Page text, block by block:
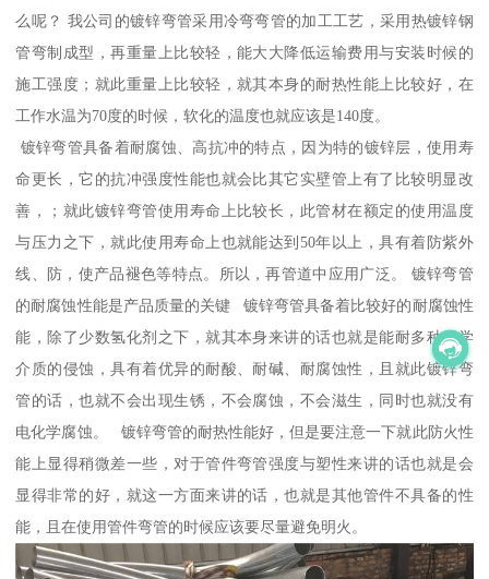
么呢？ 我公司的镀锌弯管采用冷弯弯管的加工工艺，采用热镀锌钢
管弯制成型，再重量上比较轻，能大大降低运输费用与安装时候的
施工强度；就此重量上比较轻，就其本身的耐热性能上比较好，在
工作水温为70度的时候，软化的温度也就应该是140度。
镀锌弯管具备着耐腐蚀、高抗冲的特点，因为特的镀锌层，使用寿
命更长，它的抗冲强度性能也就会比其它实壁管上有了比较明显改
善，；就此镀锌弯管使用寿命上比较长，此管材在额定的使用温度
与压力之下，就此使用寿命上也就能达到50年以上，具有着防紫外
线、防，使产品褪色等特点。所以，再管道中应用广泛。 镀锌弯管
的耐腐蚀性能是产品质量的关键 镀锌弯管具备着比较好的耐腐蚀性
能，除了少数氢化剂之下，就其本身来讲的话也就是能耐多种化学
介质的侵蚀，具有着优异的耐酸、耐碱、耐腐蚀性，且就此镀锌弯
管的话，也就不会出现生锈，不会腐蚀，不会滋生，同时也就没有
电化学腐蚀。 镀锌弯管的耐热性能好，但是要注意一下就此防火性
能上显得稍微差一些，对于管件弯管强度与塑性来讲的话也就是会
显得非常的好，就这一方面来讲的话，也就是其他管件不具备的性
能，且在使用管件弯管的时候应该要尽量避免明火。